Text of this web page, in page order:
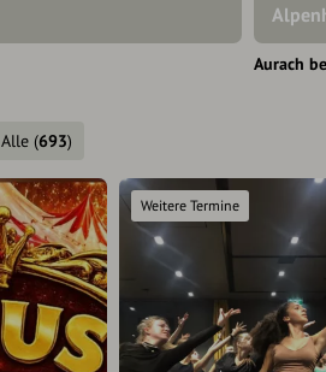
Aurach
Alle (693)
Weitere Termine